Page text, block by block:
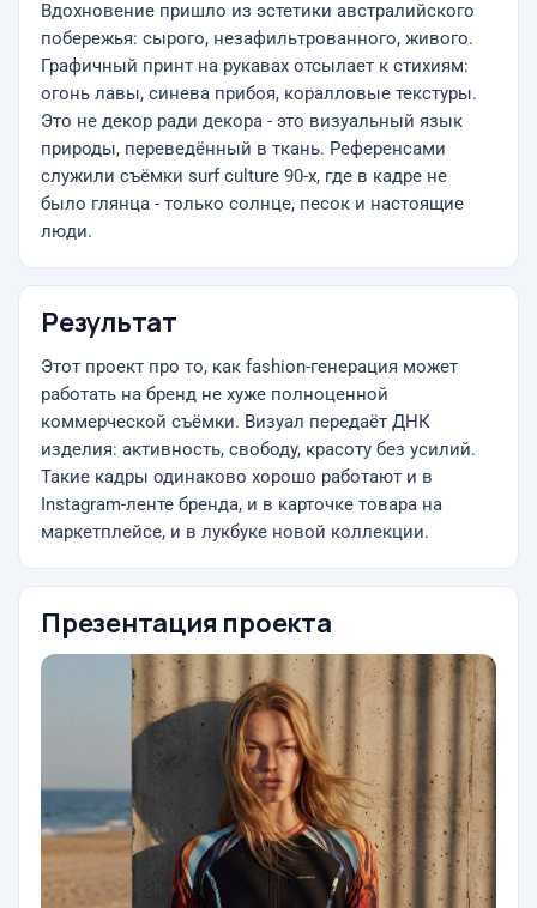
Вдохновение пришло из эстетики австралийского
побережья: сырого, незафильтрованного, живого.
Графичный принт на рукавах отсылает к стихиям:
огонь лавы, синева прибоя, коралловые текстуры.
Это не декор ради декора - это визуальный язык
природы, переведённый в ткань. Референсами
служили съёмки surf culture 90-х, где в кадре не
было глянца - только солнце, песок и настоящие
люди.
Результат
Этот проект про то, как fashion-генерация может
работать на бренд не хуже полноценной
коммерческой съёмки. Визуал передаёт ДНК
изделия: активность, свободу, красоту без усилий.
Такие кадры одинаково хорошо работают и в
Instagram-ленте бренда, и в карточке товара на
маркетплейсе, и в лукбуке новой коллекции.
Презентация проекта